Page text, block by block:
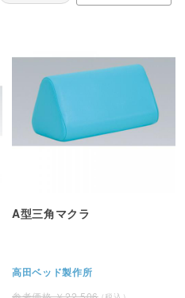
A型三角マクラ
高田ベッド製作所